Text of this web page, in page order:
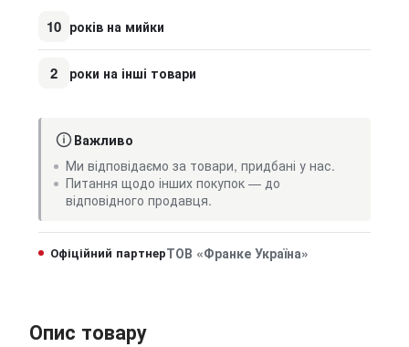
10 років на мийки
2 роки на інші товари
Важливо
Ми відповідаємо за товари, придбані у нас.
Питання щодо інших покупок — до
відповідного продавця.
Офіційний партнерТОВ «Франке Україна»
Опис товару